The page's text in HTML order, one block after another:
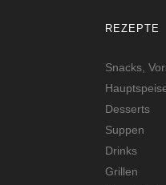
REZEPTE
Snacks,
Desserts
Suppen
Drinks
Grillen